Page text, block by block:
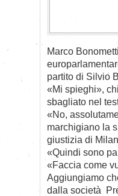
Marco
partito di Silvio
«Mi spieghi»,
sbagliato nel
«No,
marchigiano la
giustizia di
«Quindi sono
«Faccia come
Aggiungiamo
dalla società